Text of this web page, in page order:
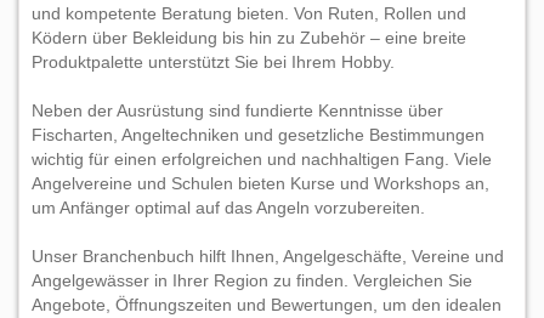
und kompetente Beratung bieten. Von Ruten, Rollen und
Ködern über Bekleidung bis hin zu Zubehör – eine breite
Produktpalette unterstützt Sie bei Ihrem Hobby.
Neben der Ausrüstung sind fundierte Kenntnisse über
Fischarten, Angeltechniken und gesetzliche Bestimmungen
wichtig für einen erfolgreichen und nachhaltigen Fang. Viele
Angelvereine und Schulen bieten Kurse und Workshops an,
um Anfänger optimal auf das Angeln vorzubereiten.
Unser Branchenbuch hilft Ihnen, Angelgeschäfte, Vereine und
Angelgewässer in Ihrer Region zu finden. Vergleichen Sie
Angebote, Öffnungszeiten und Bewertungen, um den idealen